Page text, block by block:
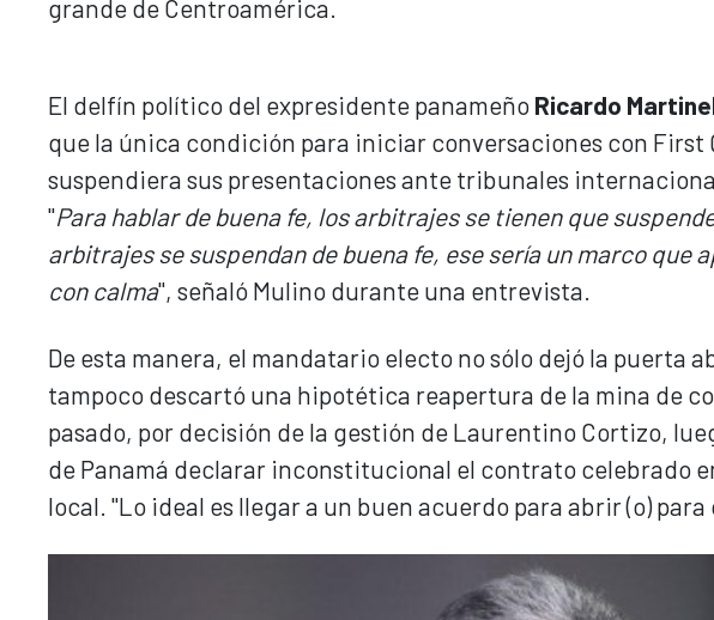
grande de Centroamérica.
El delfín político del expresidente panameño Ricardo
que la única condición para iniciar conversaciones con First
suspendiera sus presentaciones ante tribunales
"Para hablar de buena fe, los arbitrajes se tienen que
arbitrajes se suspendan de buena fe, ese sería un marco que
con calma", señaló Mulino durante una entrevista.
De esta manera, el mandatario electo no sólo dejó la puerta
tampoco descartó una hipotética reapertura de la mina de
pasado, por decisión de la gestión de Laurentino Cortizo,
de Panamá declarar inconstitucional el contrato celebrado
local. "Lo ideal es llegar a un buen acuerdo para abrir (o)